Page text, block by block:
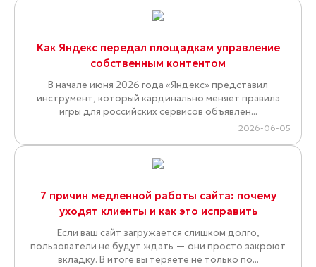
Как Яндекс передал площадкам управление
собственным контентом
В начале июня 2026 года «Яндекс» представил
инструмент, который кардинально меняет правила
игры для российских сервисов объявлен...
2026-06-05
7 причин медленной работы сайта: почему
уходят клиенты и как это исправить
Если ваш сайт загружается слишком долго,
пользователи не будут ждать — они просто закроют
вкладку. В итоге вы теряете не только по...